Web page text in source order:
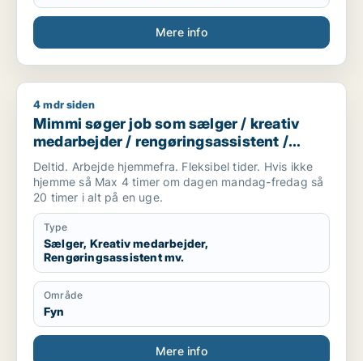
Mere info
Mimmi søger job som sælger / kreativ medarbejder /
4 mdr siden
Mimmi søger job som sælger / kreativ
medarbejder / rengøringsassistent /
ufaglært / kontorassistent
Deltid. Arbejde hjemmefra. Fleksibel tider. Hvis ikke
hjemme så Max 4 timer om dagen mandag-fredag så
20 timer i alt på en uge.
Type
Sælger, Kreativ medarbejder,
Rengøringsassistent mv.
Område
Fyn
Mere info